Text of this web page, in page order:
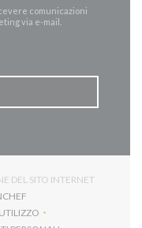
comunicazioni
via e-mail.
DEL SITO INTERNET
((APRE UNA NUOVA
((APRE UNA NUOVA FINESTRA))